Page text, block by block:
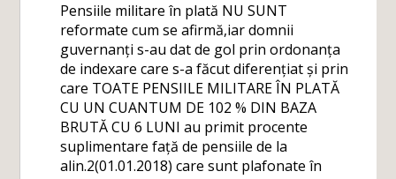
Pensiile militare în plată NU SUNT
reformate cum se afirmă,iar domnii
guvernanți s-au dat de gol prin ordonanța
de indexare care s-a făcut diferențiat și prin
care TOATE PENSIILE MILITARE ÎN PLATĂ
CU UN CUANTUM DE 102 % DIN BAZA
BRUTĂ CU 6 LUNI au primit procente
suplimentare față de pensiile de la
alin.2(01.01.2018) care sunt plafonate în